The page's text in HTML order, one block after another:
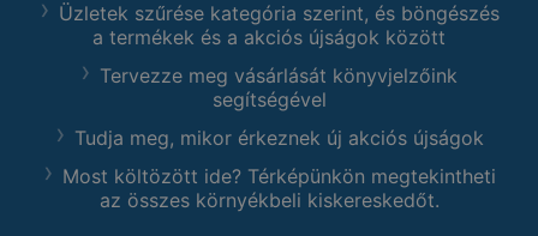
Üzletek szűrése kategória szerint, és böngészés
a termékek és a akciós újságok között
Tervezze meg vásárlását könyvjelzőink
segítségével
Tudja meg, mikor érkeznek új akciós újságok
Most költözött ide? Térképünkön megtekintheti
az összes környékbeli kiskereskedőt.